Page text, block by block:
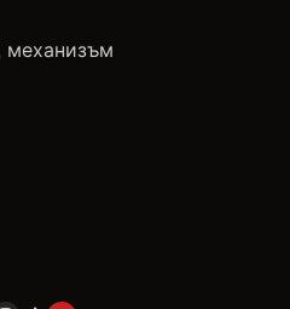
механизъм